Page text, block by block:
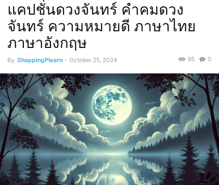
แคปชั่นดวงจันทร์ คำคมดวง
จันทร์ ความหมายดี ภาษาไทย
ภาษาอังกฤษ
By ShoppingPlearn - October 25, 2024 0
95